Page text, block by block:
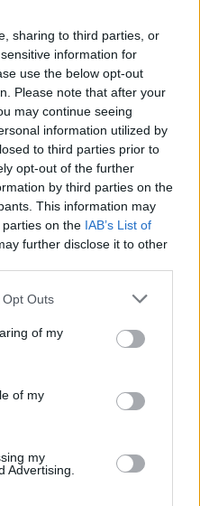
sharing to third parties, or
information for
use the below opt-out
Please note that after your
may continue seeing
information utilized by
to third parties prior to
opt-out of the further
by third parties on the
This information may
on the IAB’s List of
further disclose it to other
uses one or more Google
behaviour. You may click to
and its third-party tags to
purposes in below Google
Outs
of my
of my
my
Advertising.
a másodikat is büntetőkkel
Tolna-Mözs női
szerezte meg a bajnoki
FC előtt.
Tolnán